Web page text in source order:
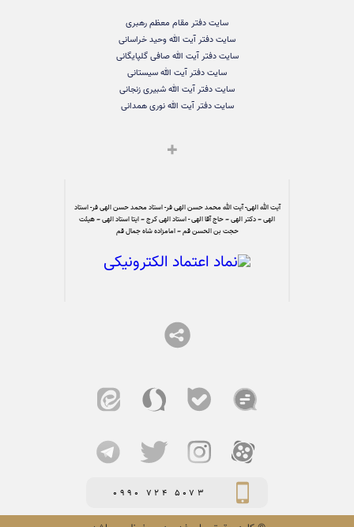
سایت دفتر مقام معظم رهبری
سایت دفتر آیت الله وحید خراسانی
سایت دفتر آیت الله صافی گلپایگانی
سایت دفتر آیت الله سیستانی
سایت دفتر آیت الله شبیری زنجانی
سایت دفتر آیت الله نوری همدانی
آیت الله الهی- آیت الله محمد حسن الهی فر- استاد محمد حسن الهی فر- استاد
الهی – دکتر الهی – حاج آقا الهی - استاد الهی کرج – ایتا استاد الهی – هیئت
حجت بن الحسن قم – امامزاده شاه جمال قم
0990 724 5073